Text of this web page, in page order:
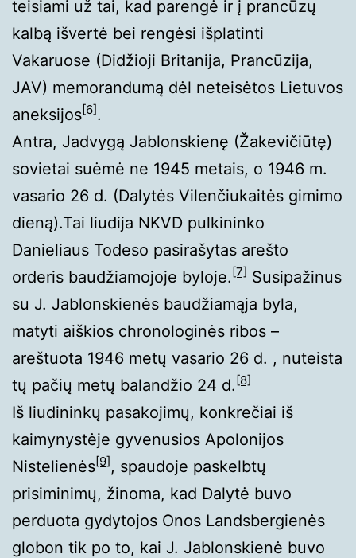
teisiami už tai, kad parengė ir į prancūzų
kalbą išvertė bei rengėsi išplatinti
Vakaruose (Didžioji Britanija, Prancūzija,
JAV) memorandumą dėl neteisėtos Lietuvos
aneksijos[6].
Antra, Jadvygą Jablonskienę (Žakevičiūtę)
sovietai suėmė ne 1945 metais, o 1946 m.
vasario 26 d. (Dalytės Vilenčiukaitės gimimo
dieną).Tai liudija NKVD pulkininko
Danieliaus Todeso pasirašytas arešto
orderis baudžiamojoje byloje.[7] Susipažinus
su J. Jablonskienės baudžiamąja byla,
matyti aiškios chronologinės ribos –
areštuota 1946 metų vasario 26 d. , nuteista
tų pačių metų balandžio 24 d.[8]
Iš liudininkų pasakojimų, konkrečiai iš
kaimynystėje gyvenusios Apolonijos
Nistelienės[9], spaudoje paskelbtų
prisiminimų, žinoma, kad Dalytė buvo
perduota gydytojos Onos Landsbergienės
globon tik po to, kai J. Jablonskienė buvo